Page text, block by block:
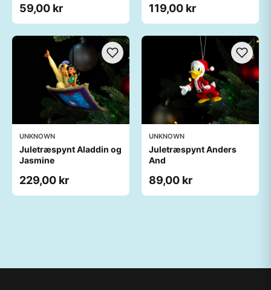
59,00 kr 119,00 kr
UNKNOWN
Juletræspynt Aladdin og
Jasmine
229,00 kr
UNKNOWN
Juletræspynt Anders
And
89,00 kr